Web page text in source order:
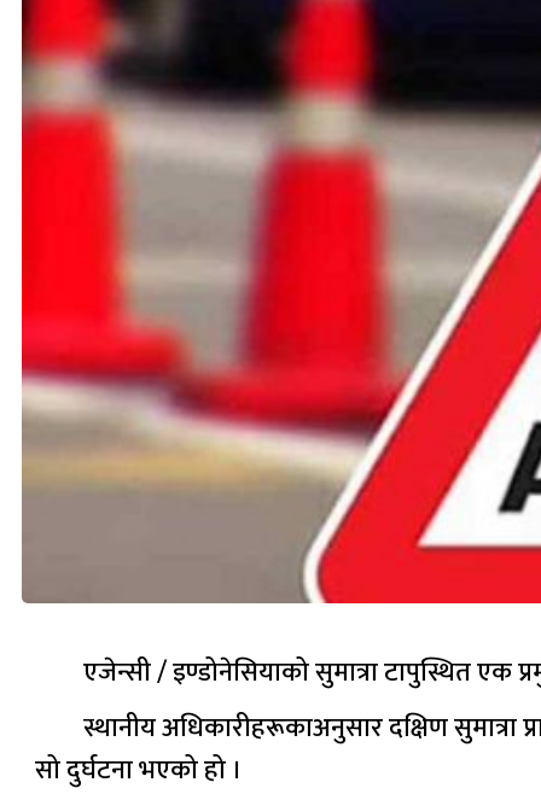
एजेन्सी / इण्डोनेसियाको सुमात्रा टापुस्थित एक
स्थानीय अधिकारीहरूकाअनुसार दक्षिण सुमात्रा
सो दुर्घटना भएको हो ।